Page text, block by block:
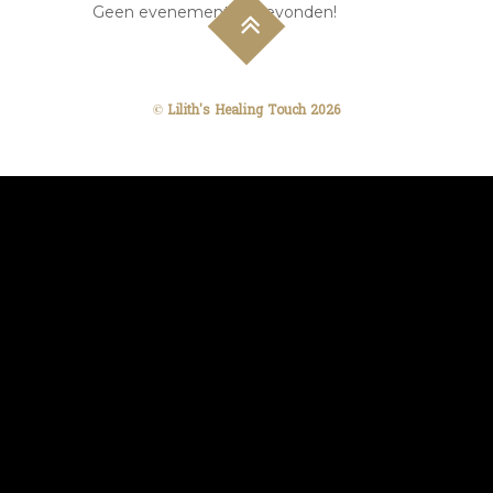
Geen evenementen gevonden!
© Lilith's Healing Touch2026